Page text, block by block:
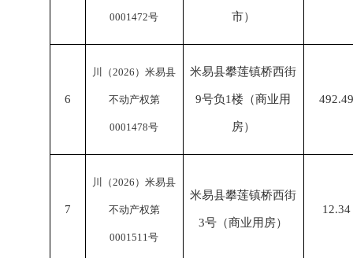
0001472号 市）
6
川（2026）米易县
不动产权第
0001478号
米易县攀莲镇桥西街
9号负1楼（商业用
房）
492.49
7
川（2026）米易县
不动产权第
0001511号
米易县攀莲镇桥西街
3号（商业用房）
12.34